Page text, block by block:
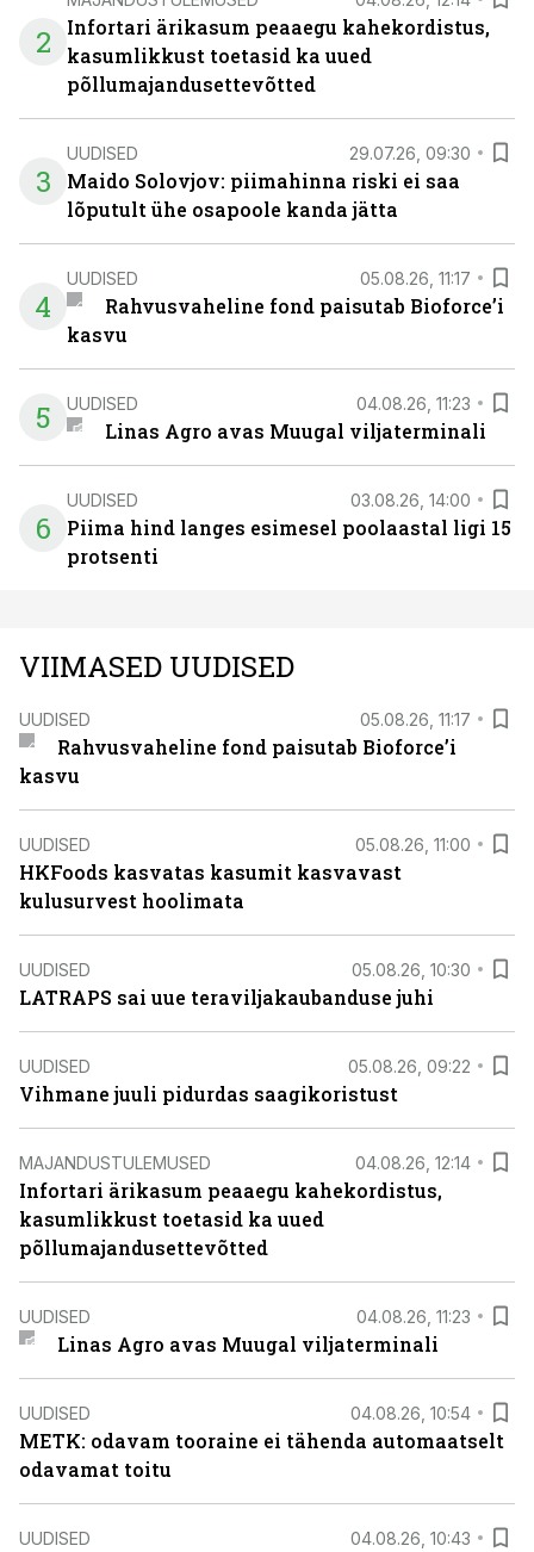
2
Infortari ärikasum peaaegu kahekordistus,
kasumlikkust toetasid ka uued
põllumajandusettevõtted
3
UUDISED 29.07.26, 09:30
Maido Solovjov: piimahinna riski ei saa
lõputult ühe osapoole kanda jätta
4
UUDISED 05.08.26, 11:17
Rahvusvaheline fond paisutab Bioforce’i
kasvu
5 UUDISED 04.08.26, 11:23
Linas Agro avas Muugal viljaterminali
6
UUDISED 03.08.26, 14:00
Piima hind langes esimesel poolaastal ligi 15
protsenti
VIIMASED UUDISED
UUDISED 05.08.26, 11:17
Rahvusvaheline fond paisutab Bioforce’i
kasvu
UUDISED 05.08.26, 11:00
HKFoods kasvatas kasumit kasvavast
kulusurvest hoolimata
UUDISED 05.08.26, 10:30
LATRAPS sai uue teraviljakaubanduse juhi
UUDISED 05.08.26, 09:22
Vihmane juuli pidurdas saagikoristust
MAJANDUSTULEMUSED 04.08.26, 12:14
Infortari ärikasum peaaegu kahekordistus,
kasumlikkust toetasid ka uued
põllumajandusettevõtted
UUDISED 04.08.26, 11:23
Linas Agro avas Muugal viljaterminali
UUDISED 04.08.26, 10:54
METK: odavam tooraine ei tähenda automaatselt
odavamat toitu
UUDISED 04.08.26, 10:43